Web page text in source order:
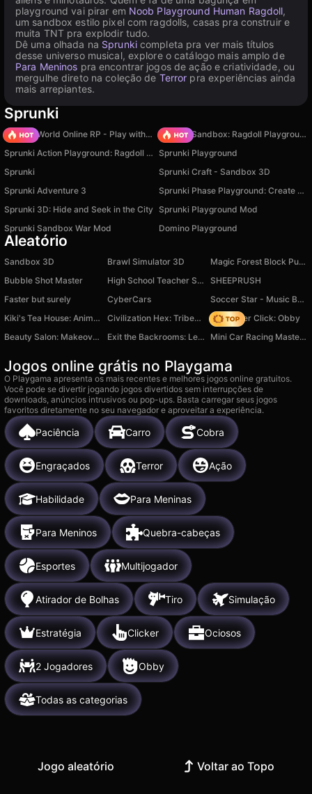
playground vai pirar em Noob Playground Human Ragdoll,
um sandbox estilo pixel com ragdolls, casas pra construir e
muita TNT pra explodir tudo.
Dê uma olhada na Sprunkicompleta pra ver mais títulos
desse universo musical, explore o catálogo mais amplo de
Para Meninos pra encontrar jogos de ação e criatividade, ou
mergulhe direto na coleção de Terror pra experiências ainda
mais arrepiantes.
Sprunki
Sprunki World Online RP - Play with Friends!
Sprunki Sandbox: Ragdoll Playground Mode
Sprunki Action Playground: Ragdoll Sandbox
Sprunki Playground
Sprunki
Sprunki Craft - Sandbox 3D
Sprunki Adventure 3
Sprunki Phase Playground: Create Sprunki and Music
Sprunki 3D: Hide and Seek in the City Sprunki Playground Mod
Sprunki Sandbox War Mod
Domino Playground
Aleatório
Sandbox 3D Brawl Simulator 3D
Magic Forest Block Puzzle
Bubble Shot Master
High School Teacher Simulator
SHEEPRUSH
Faster but surely
CyberCars
Soccer Star - Music Ball Jump 3D
Kiki's Tea House: Animal Cafe
Civilization Hex: Tribes Rise
Speed per Click: Obby
Beauty Salon: Makeover & Dress Up
Exit the Backrooms: Level 0 Mini Car Racing Master 3D
Jogos online grátis no Playgama
O Playgama apresenta os mais recentes e melhores jogos online gratuitos.
Você pode se divertir jogando jogos divertidos sem interrupções de
downloads, anúncios intrusivos ou pop-ups. Basta carregar seus jogos
favoritos diretamente no seu navegador e aproveitar a experiência.
Paciência Carro Cobra
Engraçados Terror Ação
Habilidade Para Meninas
Para Meninos Quebra-cabeças
Esportes Multijogador
Atirador de Bolhas Tiro Simulação
Estratégia Clicker Ociosos
2 Jogadores Obby
Todas as categorias
Jogo aleatório Voltar ao Topo